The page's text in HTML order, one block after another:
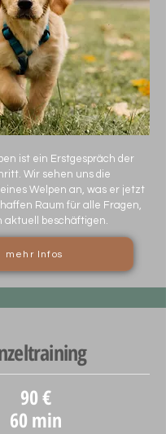
ist ein Erstgespräch der
Wir sehen uns die
Welpen an, was er jetzt
Raum für alle Fragen,
aktuell beschäftigen.
mehr Infos
90 €
60 min